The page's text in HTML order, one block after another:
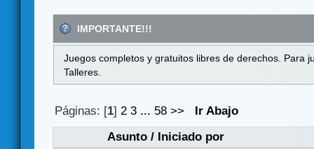
IMPORTANTE!!!
Juegos completos y gratuitos libres de derechos. Para
Talleres.
Páginas: [1] 2 3 ... 58 >>
Ir Abajo
Asunto/ Iniciado por